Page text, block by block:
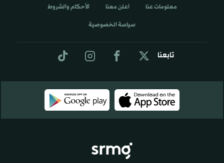
تابعنا
معلومات عنا اعلن معنا الأحكام والشروط
سياسة الخصوصية